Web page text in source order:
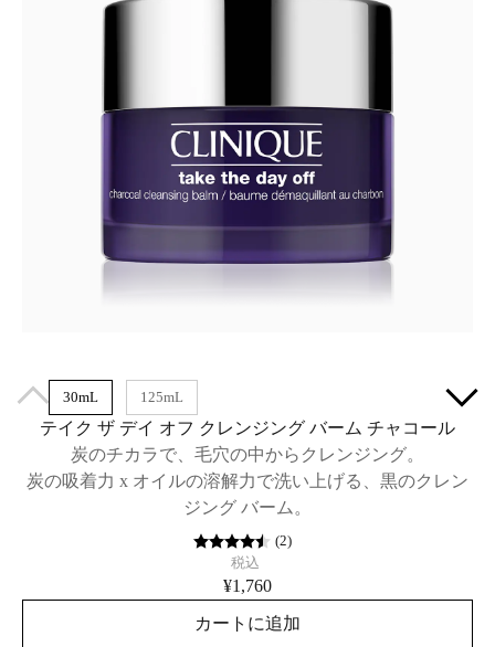
30mL 125mL
テイク ザ デイ オフ クレンジング バーム チャコール
炭のチカラで、毛穴の中からクレンジング。
炭の吸着力 x オイルの溶解力で洗い上げる、黒のクレン
ジング バーム。
(2)
税込
¥1,760
カートに追加